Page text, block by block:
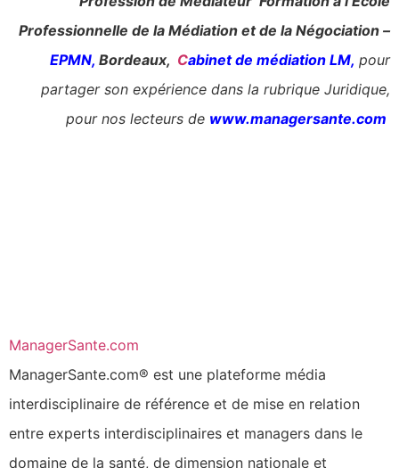
Professionnelle de la Médiation et de la Négociation –
EPMN, Bordeaux, Cabinet de médiation LM, pour
partager son expérience dans la rubrique Juridique,
pour nos lecteurs de www.managersante.com
ManagerSante.com
ManagerSante.com® est une plateforme média
interdisciplinaire de référence et de mise en relation
entre experts interdisciplinaires et managers dans le
domaine de la santé, de dimension nationale et